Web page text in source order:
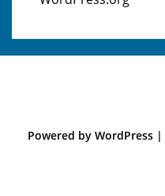
Powered by WordPress |